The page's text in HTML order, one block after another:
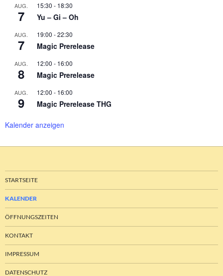
AUG.
7
15:30 - 18:30
Yu – Gi – Oh
AUG.
7
19:00 -22:30
Magic Prerelease
AUG.
8
12:00 - 16:00
Magic Prerelease
AUG.
9
12:00 - 16:00
Magic Prerelease THG
Kalender anzeigen
STARTSEITE
KALENDER
ÖFFNUNGSZEITEN
KONTAKT
IMPRESSUM
DATENSCHUTZ